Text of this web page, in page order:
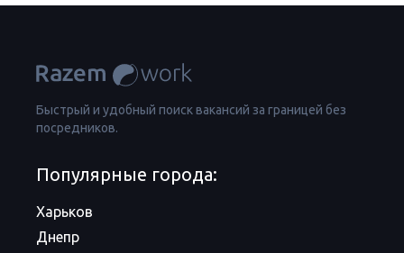
Быстрый и удобный поиск вакансий за границей без
посредников.
Популярные города:
Харьков
Днепр